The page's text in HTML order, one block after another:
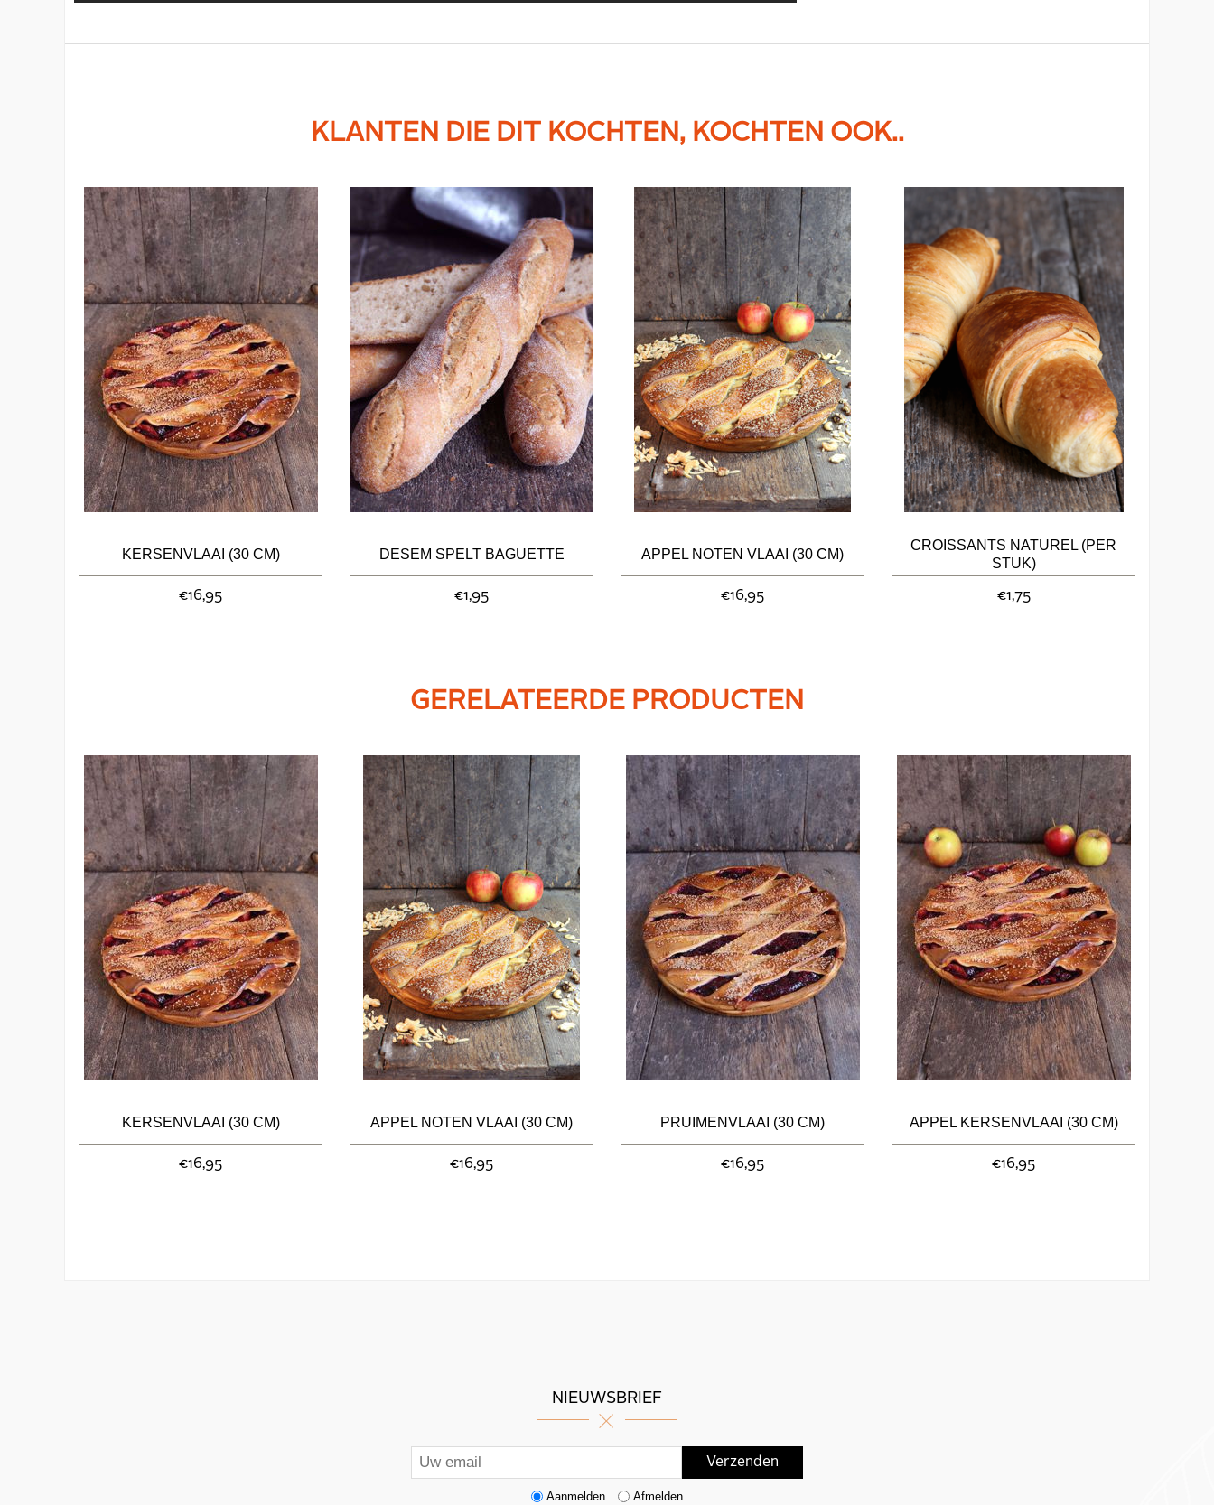
KLANTEN DIE DIT KOCHTEN, KOCHTEN OOK..
KERSENVLAAI (30 CM)
€16,95
DESEM SPELT BAGUETTE
€1,95
APPEL NOTEN VLAAI (30 CM)
€16,95
CROISSANTS NATUREL (PER
STUK)
€1,75
GERELATEERDE PRODUCTEN
KERSENVLAAI (30 CM)
€16,95
APPEL NOTEN VLAAI (30 CM)
€16,95
PRUIMENVLAAI (30 CM)
€16,95
APPEL KERSENVLAAI (30 CM)
€16,95
NIEUWSBRIEF
Aanmelden Afmelden